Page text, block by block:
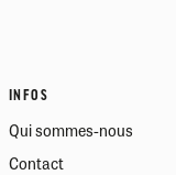
INFOS
Qui sommes-nous
Contact